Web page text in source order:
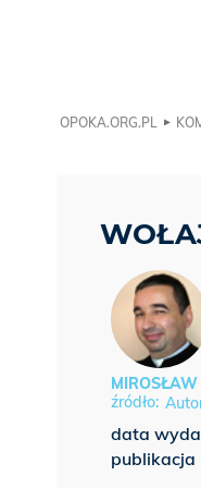
OPOKA.ORG.PL
data
publikacja